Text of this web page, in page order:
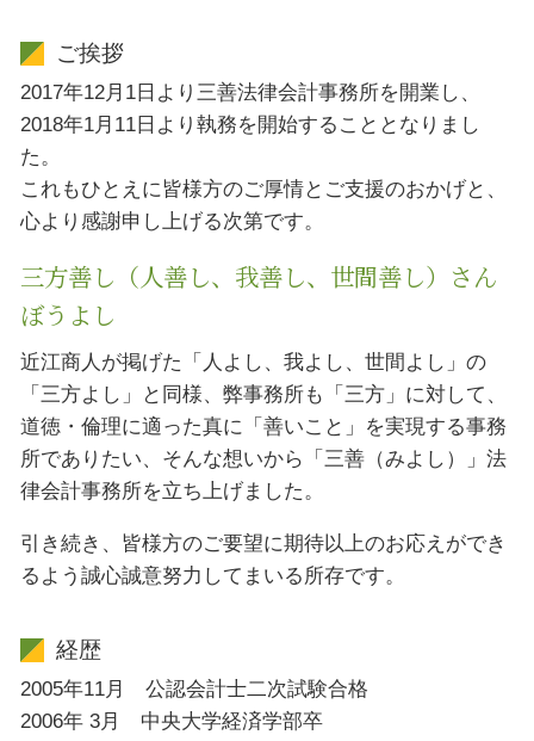
ご挨拶
2017年12月1日より三善法律会計事務所を開業し、
2018年1月11日より執務を開始することとなりまし
た。
これもひとえに皆様方のご厚情とご支援のおかげと、
心より感謝申し上げる次第です。
三方善し（人善し、我善し、世間善し）さん
ぼうよし
近江商人が掲げた「人よし、我よし、世間よし」の
「三方よし」と同様、弊事務所も「三方」に対して、
道徳・倫理に適った真に「善いこと」を実現する事務
所でありたい、そんな想いから「三善（みよし）」法
律会計事務所を立ち上げました。
引き続き、皆様方のご要望に期待以上のお応えができ
るよう誠心誠意努力してまいる所存です。
経歴
2005年11月 公認会計士二次試験合格
2006年 3月 中央大学経済学部卒